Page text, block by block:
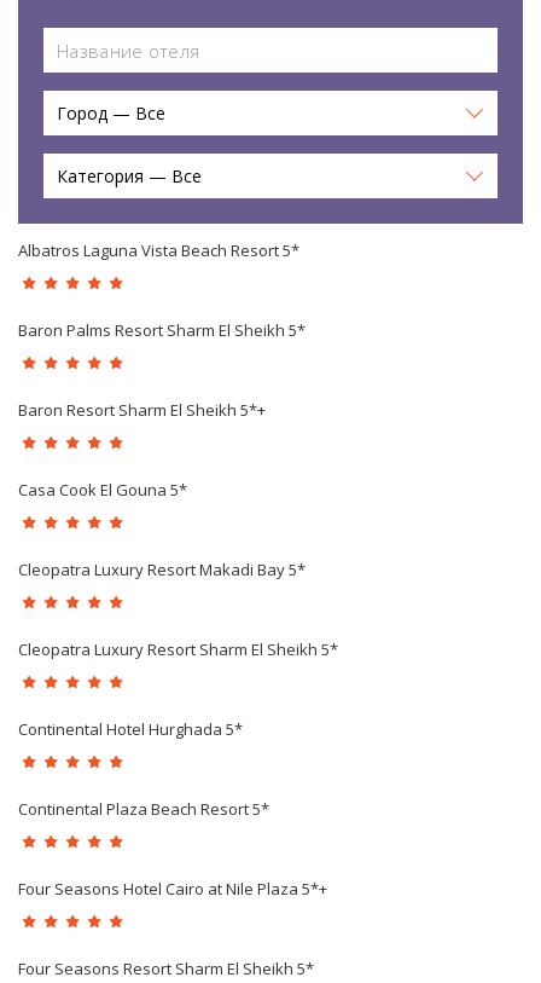
Город — Все
Категория — Все
Albatros Laguna Vista Beach Resort 5*
Baron Palms Resort Sharm El Sheikh 5*
Baron Resort Sharm El Sheikh 5*+
Casa Cook El Gouna 5*
Cleopatra Luxury Resort Makadi Bay 5*
Cleopatra Luxury Resort Sharm El Sheikh 5*
Continental Hotel Hurghada 5*
Continental Plaza Beach Resort 5*
Four Seasons Hotel Cairo at Nile Plaza 5*+
Four Seasons Resort Sharm El Sheikh 5*